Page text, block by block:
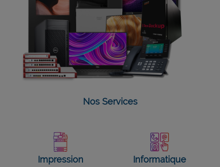
Nos Services
Impression Informatique